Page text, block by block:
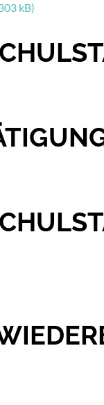
kB)